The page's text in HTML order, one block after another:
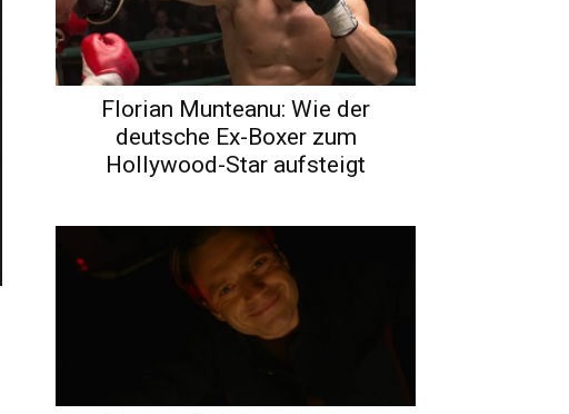
Florian Munteanu: Wie der
deutsche Ex-Boxer zum
Hollywood-Star aufsteigt